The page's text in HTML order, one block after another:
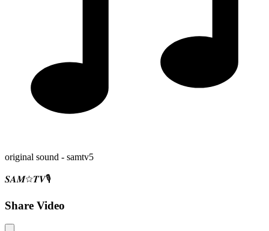
original sound - samtv5
𝑺𝑨𝑴☆𝑻𝑽🎙️
Share Video